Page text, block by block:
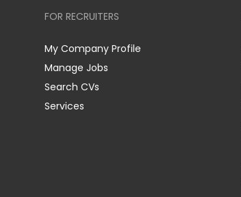
FOR RECRUITERS
My Company Profile
Manage Jobs
Search CVs
Services